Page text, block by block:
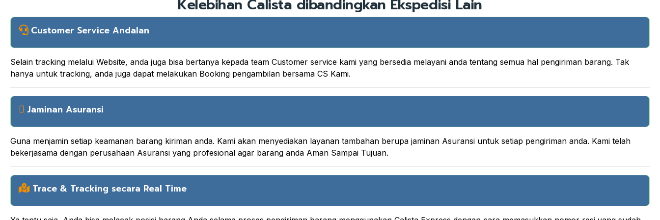
Kelebihan Calista dibandingkan Ekspedisi Lain
Customer Service Andalan
Selain tracking melalui Website, anda juga bisa bertanya kepada team Customer service kami yang bersedia melayani anda tentang semua hal pengiriman barang. Tak
hanya untuk tracking, anda juga dapat melakukan Booking pengambilan bersama CS Kami.
Jaminan Asuransi
Guna menjamin setiap keamanan barang kiriman anda. Kami akan menyediakan layanan tambahan berupa jaminan Asuransi untuk setiap pengiriman anda. Kami telah
bekerjasama dengan perusahaan Asuransi yang profesional agar barang anda Aman Sampai Tujuan.
Trace & Tracking secara Real Time